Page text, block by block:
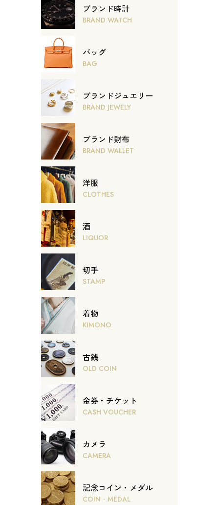
ブランド時計
BRAND WATCH
バッグ
BAG
ブランドジュエリー
BRAND JEWELY
ブランド財布
BRAND WALLET
洋服
CLOTHES
酒
LIQUOR
切手
STAMP
着物
KIMONO
古銭
OLD COIN
金券・チケット
CASH VOUCHER
カメラ
CAMERA
記念コイン・メダル
COIN・MEDAL